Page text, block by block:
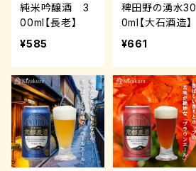
純米吟醸酒 3
00ml【長老】
¥585
稗田野の湧水30
0ml【大石酒造】
¥661